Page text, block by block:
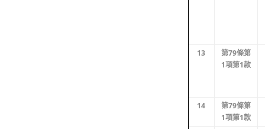
13
第79條第
1項第1款
14
第79條第
1項第1款